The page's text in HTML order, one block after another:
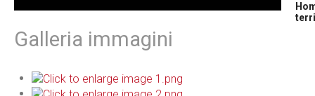
Galleria immagini